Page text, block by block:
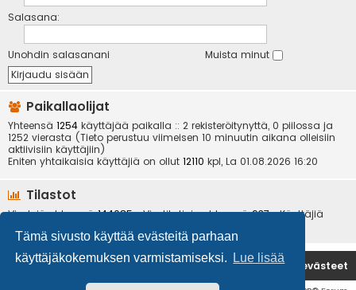
Tämä sivusto käyttää evästeitä parhaan
käyttäjäkokemuksen varmistamiseksi.
Lue lisää
Salasana:
Unohdin salasanani Muista minut
Paikallaolijat
Yhteensä 1254 käyttäjää paikalla :: 2 rekisteröitynyttä, 0 piilossa ja
1252 vierasta (Tieto perustuu viimeisen 10 minuutin aikana olleisiin
aktiivisiin käyttäjiin)
Eniten yhtaikaisia käyttäjiä on ollut 12110 kpl, La 01.08.2026 16:20
Tilastot
Viestejä yhteensä144085• Viestiketjuja yhteensä937• Käyttäjiä
Etusivu Poista evästeet